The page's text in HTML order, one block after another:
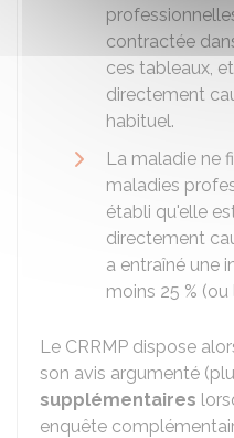
contractée
ces tableaux,
directement
habituel.
La maladie ne
maladies
établi qu'elle
directement
a entraîné une
moins 25 % (ou
Le CRRMP dispose
son avis argumenté
supplémentaires
enquête